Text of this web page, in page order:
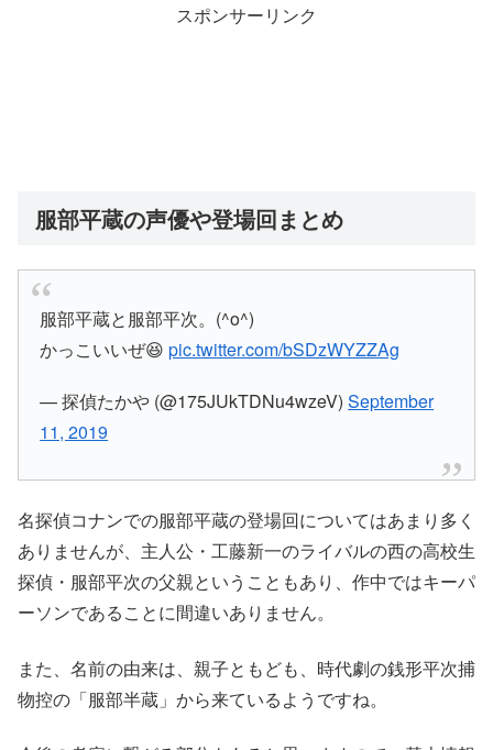
スポンサーリンク
服部平蔵の声優や登場回まとめ
服部平蔵と服部平次。(^o^)
かっこいいぜ😆pic.twitter.com/bSDzWYZZAg
— 探偵たかや (@175JUkTDNu4wzeV)September
11, 2019
名探偵コナンでの服部平蔵の登場回についてはあまり多く
ありませんが、主人公・工藤新一のライバルの西の高校生
探偵・服部平次の父親ということもあり、作中ではキーパ
ーソンであることに間違いありません。
また、名前の由来は、親子ともども、時代劇の銭形平次捕
物控の「服部半蔵」から来ているようですね。